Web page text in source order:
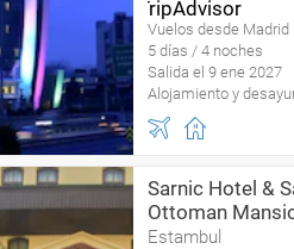
Vuelos desde Madrid
5 días / 4 noches
Salida el 9 ene 2027
Alojamiento y
Sarnic Hotel &
Ottoman
Estambul